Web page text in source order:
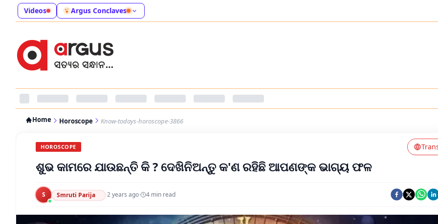
Videos Argus Conclaves
Home Horoscope Know-todays-horoscope-3866
HOROSCOPE
ଶୁଭ କାମରେ ଯାଉଛନ୍ତି କି ? ଦେଖିନିଅନ୍ତୁ କ'ଣ ରହିଛି ଆପଣଙ୍କ ଭାଗ୍ୟ ଫଳ
S Smruti Parija ·2 years ago· 4 min read